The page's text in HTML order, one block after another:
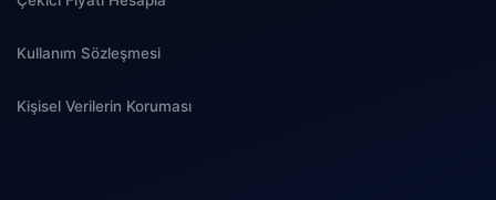
Kullanım Sözleşmesi
Kişisel Verilerin Koruması